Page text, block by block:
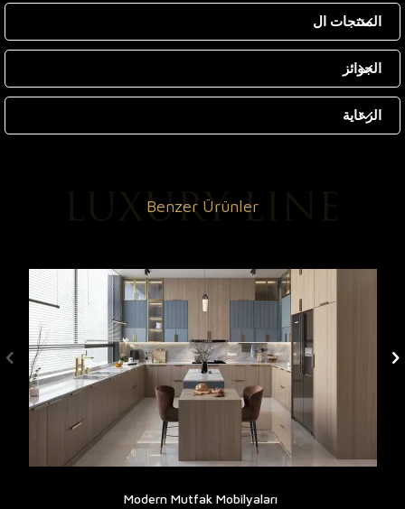
المنتجات ال
الجوائز
الرعاية
Benzer Ürünler
Modern Mutfak Mobilyaları